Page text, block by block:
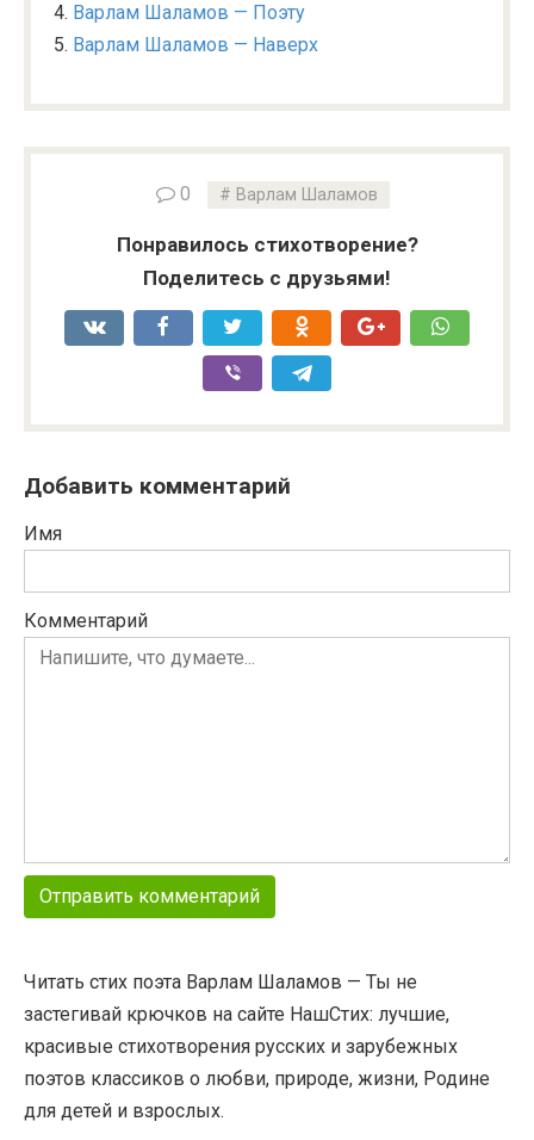
Варлам Шаламов — Поэту
Варлам Шаламов — Наверх
0 Варлам Шаламов
Понравилось стихотворение?
Поделитесь с друзьями!
Добавить комментарий
Имя
Комментарий
Читать стих поэта Варлам Шаламов — Ты не
застегивай крючков на сайте НашСтих: лучшие,
красивые стихотворения русских и зарубежных
поэтов классиков о любви, природе, жизни, Родине
для детей и взрослых.